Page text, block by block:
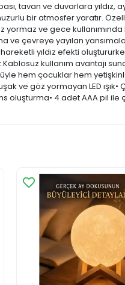
tavan ve duvarlara
bir atmosfer yaratır.
yormaz ve gece
ve çevreye yayılan
yıldız efekti
kullanım avantajı
hem çocuklar hem
ve göz yormayan LED
4 adet AAA pil